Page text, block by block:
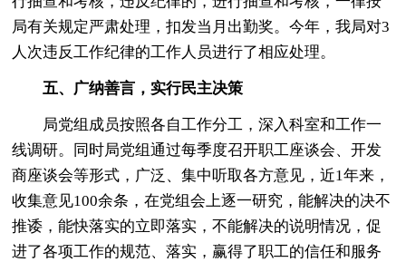
局有关规定严肃处理，扣发当月出勤奖。今年，我局对3
人次违反工作纪律的工作人员进行了相应处理。
五、广纳善言，实行民主决策
局党组成员按照各自工作分工，深入科室和工作一
线调研。同时局党组通过每季度召开职工座谈会、开发
商座谈会等形式，广泛、集中听取各方意见，近1年来，
收集意见100余条，在党组会上逐一研究，能解决的决不
推诿，能快落实的立即落实，不能解决的说明情况，促
进了各项工作的规范、落实，赢得了职工的信任和服务